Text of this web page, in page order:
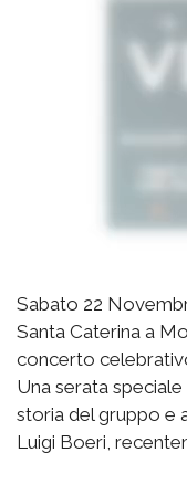
Sabato 22
Santa Caterina a
concerto
Una serata
storia del gruppo e
Luigi Boeri,